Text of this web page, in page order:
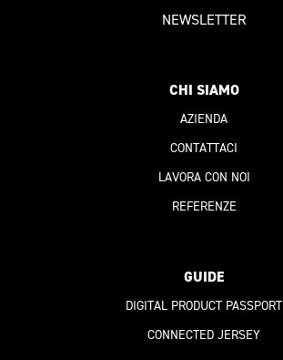
NEWSLETTER
CHI SIAMO
AZIENDA
CONTATTACI
LAVORA CON NOI
REFERENZE
GUIDE
DIGITAL PRODUCT PASSPORT
CONNECTED JERSEY